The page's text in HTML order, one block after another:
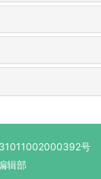
号
辑部